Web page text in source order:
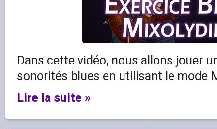
Dans cette vidéo, nous allons jouer
sonorités blues en utilisant le mode
Lire la suite »